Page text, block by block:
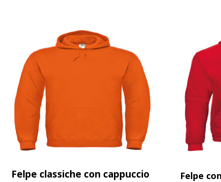
Felpe classiche con cappuccio Felpe